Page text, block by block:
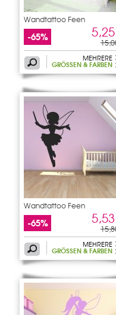
Wandtattoo Feen
-65%
MEHRERE
GRÖSSEN & FARBEN
Wandtattoo Feen
-65%
MEHRERE
GRÖSSEN & FARBEN